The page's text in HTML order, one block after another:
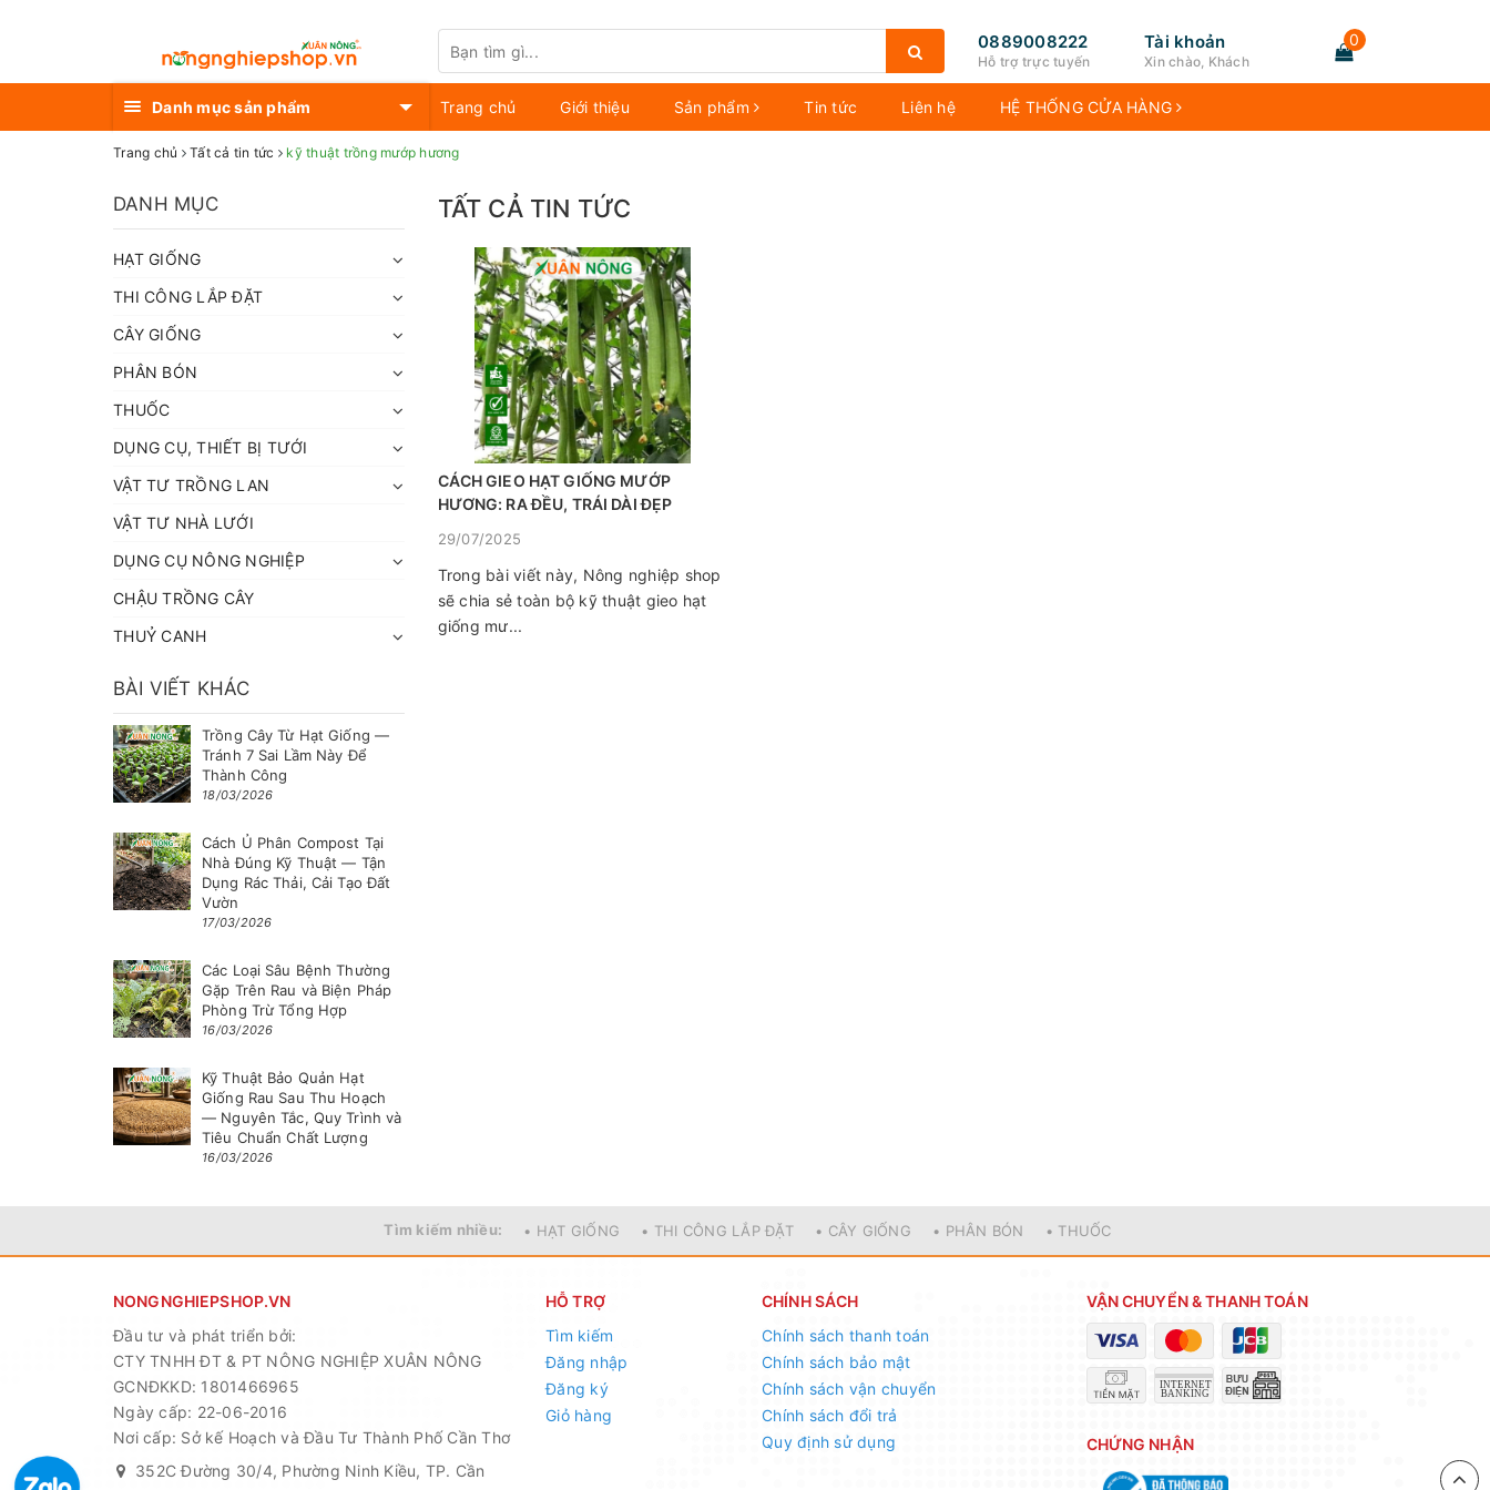
0889008222
Hỗ trợ trực tuyến
Tài khoản
Xin chào, Khách
0
Danh mục sản phẩm Trang chủ Giới thiệu Sản phẩm Tin tức Liên hệ HỆ THỐNG CỬA HÀNG
Trang chủ Tất cả tin tức kỹ thuật trồng mướp hương
TẤT CẢ TIN TỨC
CÁCH GIEO HẠT GIỐNG MƯỚP
HƯƠNG: RA ĐỀU, TRÁI DÀI ĐẸP
29/07/2025
Trong bài viết này, Nông nghiệp shop
sẽ chia sẻ toàn bộ kỹ thuật gieo hạt
giống mư...
DANH MỤC
HẠT GIỐNG
THI CÔNG LẮP ĐẶT
CÂY GIỐNG
PHÂN BÓN
THUỐC
DỤNG CỤ, THIẾT BỊ TƯỚI
VẬT TƯ TRỒNG LAN
VẬT TƯ NHÀ LƯỚI
DỤNG CỤ NÔNG NGHIỆP
CHẬU TRỒNG CÂY
THUỶ CANH
BÀI VIẾT KHÁC
Trồng Cây Từ Hạt Giống —
Tránh 7 Sai Lầm Này Để
Thành Công
18/03/2026
Cách Ủ Phân Compost Tại
Nhà Đúng Kỹ Thuật — Tận
Dụng Rác Thải, Cải Tạo Đất
Vườn
17/03/2026
Các Loại Sâu Bệnh Thường
Gặp Trên Rau và Biện Pháp
Phòng Trừ Tổng Hợp
16/03/2026
Kỹ Thuật Bảo Quản Hạt
Giống Rau Sau Thu Hoạch
— Nguyên Tắc, Quy Trình và
Tiêu Chuẩn Chất Lượng
16/03/2026
Tìm kiếm nhiều: • HẠT GIỐNG • THI CÔNG LẮP ĐẶT • CÂY GIỐNG • PHÂN BÓN • THUỐC
NONGNGHIEPSHOP.VN
Đầu tư và phát triển bởi:
CTY TNHH ĐT & PT NÔNG NGHIỆP XUÂN NÔNG
GCNĐKKD: 1801466965
Ngày cấp: 22-06-2016
Nơi cấp: Sở kế Hoạch và Đầu Tư Thành Phố Cần Thơ
352C Đường 30/4, Phường Ninh Kiều, TP. Cần
HỖ TRỢ
Tìm kiếm
Đăng nhập
Đăng ký
Giỏ hàng
CHÍNH SÁCH
Chính sách thanh toán
Chính sách bảo mật
Chính sách vận chuyển
Chính sách đổi trả
Quy định sử dụng
VẬN CHUYỂN & THANH TOÁN
CHỨNG NHẬN